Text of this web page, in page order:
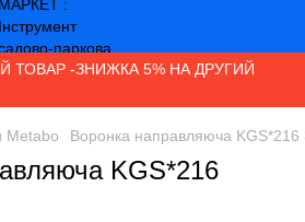
ТОВАР -ЗНИЖКА 5% НА ДРУГИЙ
Metabo Воронка направляюча KGS*216
KGS*216